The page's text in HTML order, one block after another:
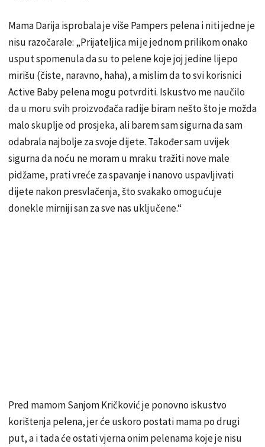
Mama Darija isprobala je više Pampers pelena i niti jedne je
nisu razočarale: „Prijateljica mi je jednom prilikom onako
usput spomenula da su to pelene koje joj jedine lijepo
mirišu (čiste, naravno, haha), a mislim da to svi korisnici
Active Baby pelena mogu potvrditi. Iskustvo me naučilo
da u moru svih proizvođača radije biram nešto što je možda
malo skuplje od prosjeka, ali barem sam sigurna da sam
odabrala najbolje za svoje dijete. Također sam uvijek
sigurna da noću ne moram u mraku tražiti nove male
pidžame, prati vreće za spavanje i nanovo uspavljivati
dijete nakon presvlačenja, što svakako omogućuje
donekle mirniji san za sve nas uključene.“
Pred mamom Sanjom Kričković je ponovno iskustvo
korištenja pelena, jer će uskoro postati mama po drugi
put, a i tada će ostati vjerna onim pelenama koje je nisu